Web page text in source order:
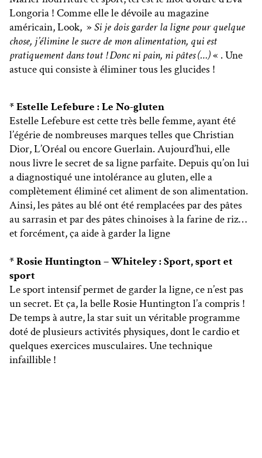
Longoria ! Comme elle le dévoile au magazine
américain, Look, »Si je dois garder la ligne pour quelque
chose, j’élimine le sucre de mon alimentation, qui est
pratiquement dans tout ! Donc ni pain, ni pâtes (…)« . Une
astuce qui consiste à éliminer tous les glucides !
* Estelle Lefebure : Le No-gluten
Estelle Lefebure est cette très belle femme, ayant été
l’égérie de nombreuses marques telles que Christian
Dior, L’Oréal ou encore Guerlain. Aujourd’hui, elle
nous livre le secret de sa ligne parfaite. Depuis qu’on lui
a diagnostiqué une intolérance au gluten, elle a
complètement éliminé cet aliment de son alimentation.
Ainsi, les pâtes au blé ont été remplacées par des pâtes
au sarrasin et par des pâtes chinoises à la farine de riz…
et forcément, ça aide à garder la ligne
* Rosie Huntington – Whiteley : Sport, sport et
sport
Le sport intensif permet de garder la ligne, ce n’est pas
un secret. Et ça, la belle Rosie Huntington l’a compris !
De temps à autre, la star suit un véritable programme
doté de plusieurs activités physiques, dont le cardio et
quelques exercices musculaires. Une technique
infaillible !